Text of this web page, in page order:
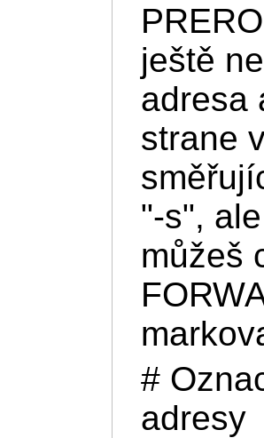
ještě
adresa
strane
"-s",
můžeš
#
adresy